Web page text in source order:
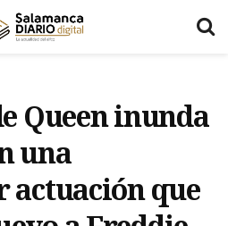
Queen inunda
una
actuación que